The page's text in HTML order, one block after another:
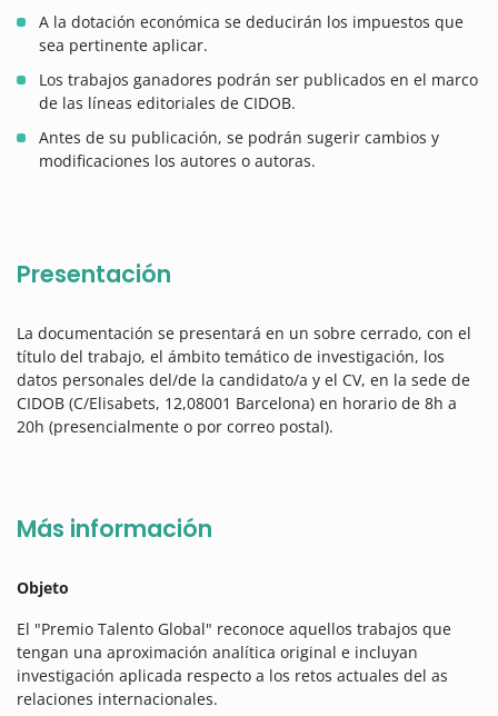
A la dotación económica se deducirán los impuestos que
sea pertinente aplicar.
Los trabajos ganadores podrán ser publicados en el marco
de las líneas editoriales de CIDOB.
Antes de su publicación, se podrán sugerir cambios y
modificaciones los autores o autoras.
Presentación
La documentación se presentará en un sobre cerrado, con el
título del trabajo, el ámbito temático de investigación, los
datos personales del/de la candidato/a y el CV, en la sede de
CIDOB (C/Elisabets, 12,08001 Barcelona) en horario de 8h a
20h (presencialmente o por correo postal).
Más información
Objeto
El "Premio Talento Global" reconoce aquellos trabajos que
tengan una aproximación analítica original e incluyan
investigación aplicada respecto a los retos actuales del as
relaciones internacionales.